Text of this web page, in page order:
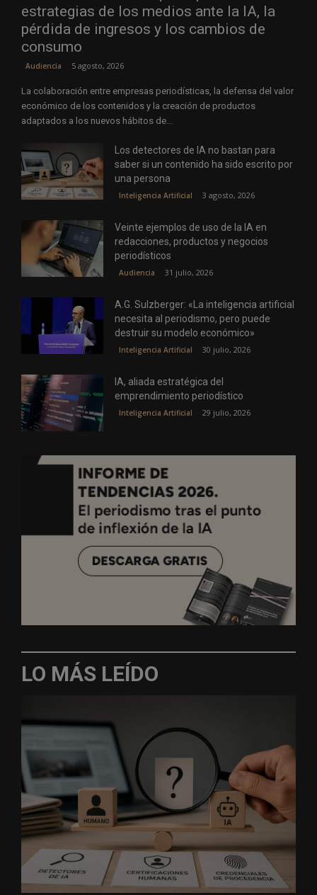
estrategias de los medios ante la IA, la
pérdida de ingresos y los cambios de
consumo
Audiencia 5 agosto, 2026
La colaboración entre empresas periodísticas, la defensa del valor
económico de los contenidos y la creación de productos
adaptados a los nuevos hábitos de...
Los detectores de IA no bastan para
saber si un contenido ha sido escrito por
una persona
Inteligencia Artificial 3 agosto, 2026
Veinte ejemplos de uso de la IA en
redacciones, productos y negocios
periodísticos
Audiencia 31 julio, 2026
A.G. Sulzberger: «La inteligencia artificial
necesita al periodismo, pero puede
destruir su modelo económico»
Inteligencia Artificial 30 julio, 2026
IA, aliada estratégica del
emprendimiento periodístico
Inteligencia Artificial 29 julio, 2026
LO MÁS LEÍDO